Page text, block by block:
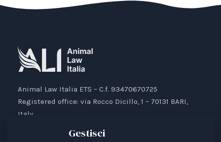
Gestisci
Animal Law Italia ETS – C.f. 93470670725
Registered office: via Rocco Dicillo, 1 – 70131 BARI,
Italy.
IBAN: IT87V0501804000000017176777